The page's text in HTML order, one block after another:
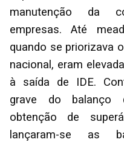
manutenção da
empresas. Até
quando se priorizava
nacional, eram
à saída de IDE.
grave do balanço
obtenção de
lançaram-se as